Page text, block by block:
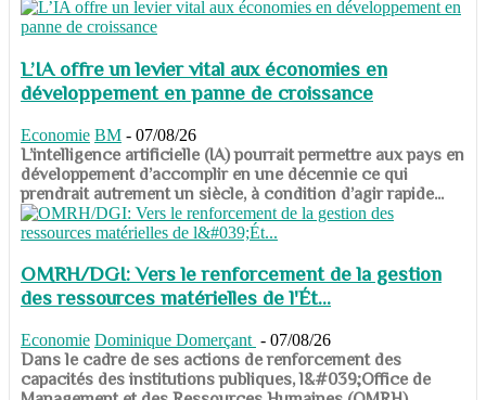
L’IA offre un levier vital aux économies en
développement en panne de croissance
Economie BM - 07/08/26
​​​​​​​L’intelligence artificielle (IA) pourrait permettre aux pays en
développement d’accomplir en une décennie ce qui
prendrait autrement un siècle, à condition d’agir rapide...
OMRH/DGI: Vers le renforcement de la gestion
des ressources matérielles de l'Ét...
Economie Dominique Domerçant - 07/08/26
Dans le cadre de ses actions de renforcement des
capacités des institutions publiques, l&#039;Office de